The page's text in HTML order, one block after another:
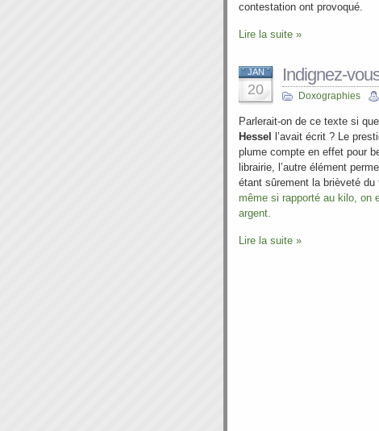
contestation ont provoqué.
Lire la suite »
JAN
20
Indignez-
Doxographies
Parlerait-on de ce texte si
Hessel
l’avait écrit ? Le
plume compte en effet pour
librairie, l’autre élément
étant sûrement la brièveté
même si rapporté au kilo, on
argent.
Lire la suite »